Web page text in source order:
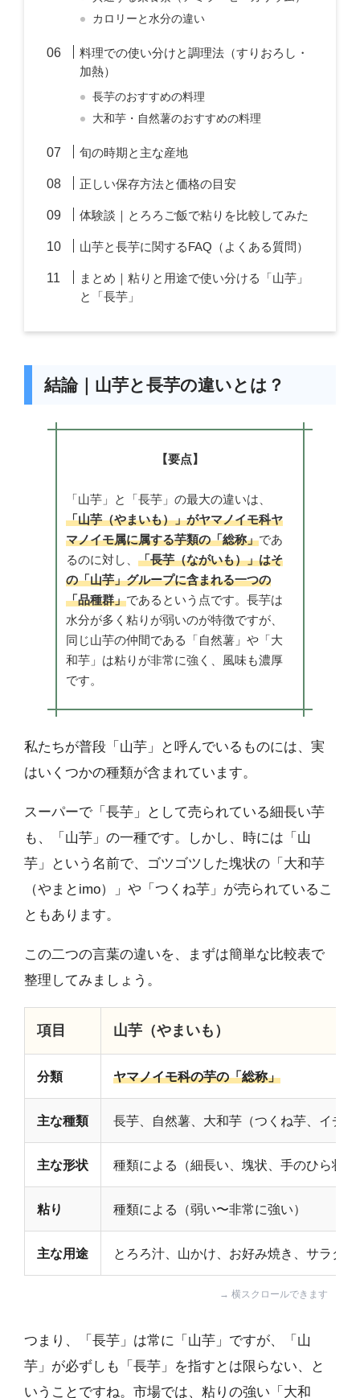
カロリーと水分の違い
料理での使い分けと調理法（すりおろし・
加熱）
長芋のおすすめの料理
大和芋・自然薯のおすすめの料理
旬の時期と主な産地
正しい保存方法と価格の目安
体験談｜とろろご飯で粘りを比較してみた
山芋と長芋に関するFAQ（よくある質問）
まとめ｜粘りと用途で使い分ける「山芋」
と「長芋」
結論｜山芋と長芋の違いとは？
【要点】
「山芋」と「長芋」の最大の違いは、
「山芋（やまいも）」がヤマノイモ科ヤ
マノイモ属に属する芋類の「総称」であ
るのに対し、 「長芋（ながいも）」はそ
の「山芋」グループに含まれる一つの
「品種群」であるという点です。長芋は
水分が多く粘りが弱いのが特徴ですが、
同じ山芋の仲間である「自然薯」や「大
和芋」は粘りが非常に強く、風味も濃厚
です。
私たちが普段「山芋」と呼んでいるものには、実
はいくつかの種類が含まれています。
スーパーで「長芋」として売られている細長い芋
も、「山芋」の一種です。しかし、時には「山
芋」という名前で、ゴツゴツした塊状の「大和芋
（やまとimo）」や「つくね芋」が売られているこ
ともあります。
この二つの言葉の違いを、まずは簡単な比較表で
整理してみましょう。
項目 山芋（やまいも）
分類 ヤマノイモ科の芋の「総称」
主な種類 長芋、自然薯、大和芋（つくね芋、イチ
主な形状 種類による（細長い、塊状、手のひら状
粘り 種類による（弱い〜非常に強い）
主な用途 とろろ汁、山かけ、お好み焼き、サラダ
つまり、「長芋」は常に「山芋」ですが、「山
芋」が必ずしも「長芋」を指すとは限らない、と
いうことですね。市場では、粘りの強い「大和